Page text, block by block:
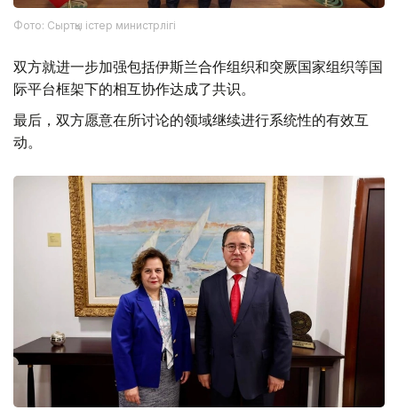
Фото: Сыртқы істер министрлігі
双方就进一步加强包括伊斯兰合作组织和突厥国家组织等国
际平台框架下的相互协作达成了共识。
最后，双方愿意在所讨论的领域继续进行系统性的有效互
动。